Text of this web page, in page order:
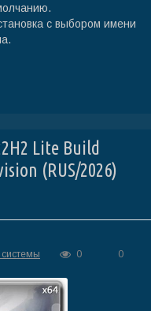
с выбором имени
Lite Build
(RUS/2026)
0 0